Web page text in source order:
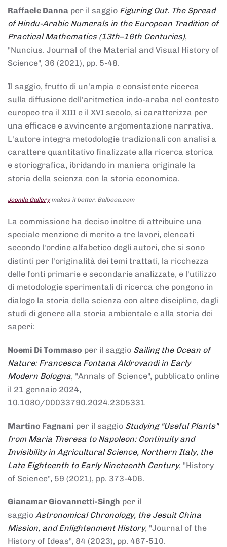
Raffaele Danna per il saggio Figuring Out. The Spread
of Hindu-Arabic Numerals in the European Tradition of
Practical Mathematics (13th–16th Centuries),
"Nuncius. Journal of the Material and Visual History of
Science", 36 (2021), pp. 5-48.
Il saggio, frutto di un'ampia e consistente ricerca
sulla diffusione dell'aritmetica indo-araba nel contesto
europeo tra il XIII e il XVI secolo, si caratterizza per
una efficace e avvincente argomentazione narrativa.
L'autore integra metodologie tradizionali con analisi a
carattere quantitativo finalizzate alla ricerca storica
e storiografica, ibridando in maniera originale la
storia della scienza con la storia economica.
Joomla Gallerymakes it better. Balbooa.com
La commissione ha deciso inoltre di attribuire una
speciale menzione di merito a tre lavori, elencati
secondo l'ordine alfabetico degli autori, che si sono
distinti per l'originalità dei temi trattati, la ricchezza
delle fonti primarie e secondarie analizzate, e l'utilizzo
di metodologie sperimentali di ricerca che pongono in
dialogo la storia della scienza con altre discipline, dagli
studi di genere alla storia ambientale e alla storia dei
saperi:
Noemi Di Tommaso per il saggio Sailing the Ocean of
Nature: Francesca Fontana Aldrovandi in Early
Modern Bologna, "Annals of Science", pubblicato online
il 21 gennaio 2024,
10.1080/00033790.2024.2305331
Martino Fagnani per il saggio Studying "Useful Plants"
from Maria Theresa to Napoleon: Continuity and
Invisibility in Agricultural Science, Northern Italy, the
Late Eighteenth to Early Nineteenth Century, "History
of Science", 59 (2021), pp. 373-406.
Gianamar Giovannetti-Singh per il
saggio Astronomical Chronology, the Jesuit China
Mission, and Enlightenment History, "Journal of the
History of Ideas", 84 (2023), pp. 487-510.